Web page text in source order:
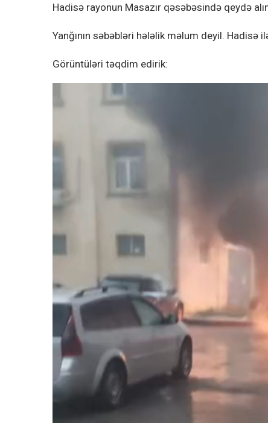
Hadisə rayonun Masazır qəsəbəsində qeydə
Yanğının səbəbləri hələlik məlum deyil. Hadisə
Görüntüləri təqdim edirik: